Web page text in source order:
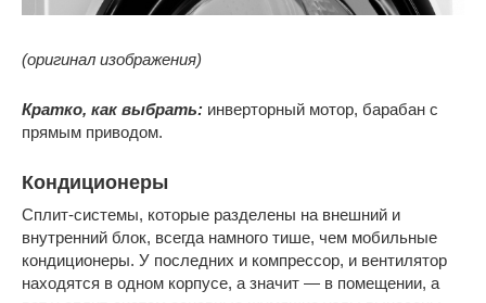
(оригинал изображения)
Кратко, как выбрать: инверторный мотор, барабан с
прямым приводом.
Кондиционеры
Сплит-системы, которые разделены на внешний и
внутренний блок, всегда намного тише, чем мобильные
кондиционеры. У последних и компрессор, и вентилятор
находятся в одном корпусе, а значит — в помещении, а